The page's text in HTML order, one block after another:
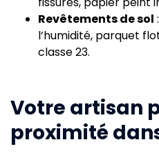
Revêtements de sol
l’humidité, parquet
classe 23.
Votre artisan
proximité